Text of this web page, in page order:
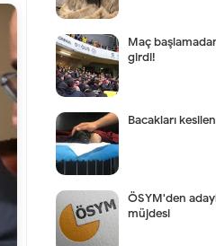
Maç
girdi!
Bacakları
ÖSYM'den
müjdesi